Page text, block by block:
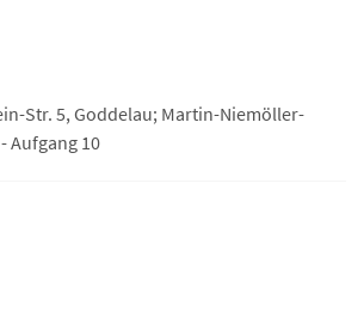
Str. 5, Goddelau; Martin-Niemöller-
Aufgang 10